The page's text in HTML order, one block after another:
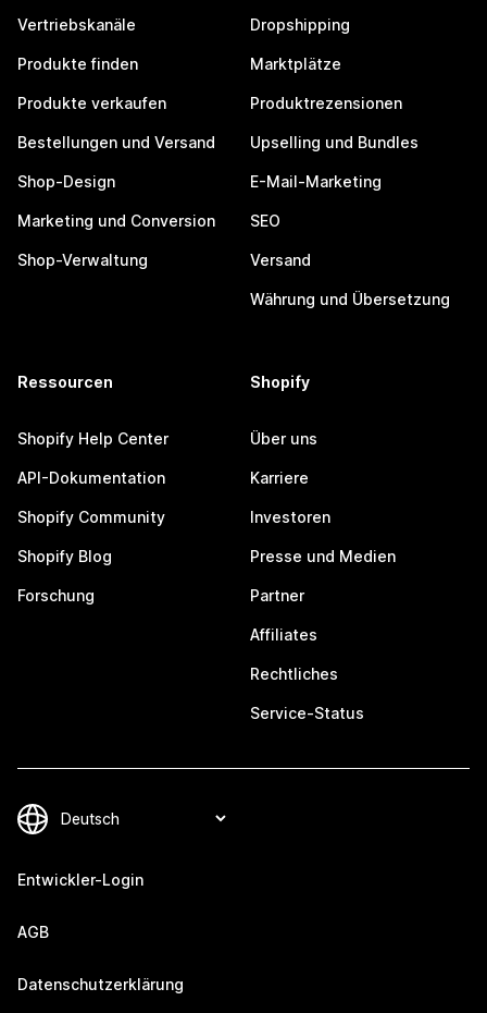
Vertriebskanäle
Produkte finden
Produkte verkaufen
Bestellungen und Versand
Shop-Design
Marketing und Conversion
Shop-Verwaltung
Dropshipping
Marktplätze
Produktrezensionen
Upselling und Bundles
E-Mail-Marketing
SEO
Versand
Währung und Übersetzung
Ressourcen
Shopify Help Center
API-Dokumentation
Shopify Community
Shopify Blog
Forschung
Shopify
Über uns
Karriere
Investoren
Presse und Medien
Partner
Affiliates
Rechtliches
Service-Status
Entwickler-Login
AGB
Datenschutzerklärung